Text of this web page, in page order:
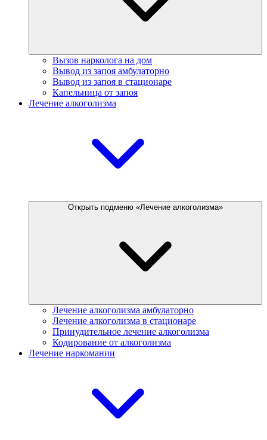
Вызов нарколога на дом
Вывод из запоя амбулаторно
Вывод из запоя в стационаре
Капельница от запоя
Лечение алкоголизма
Открыть подменю «Лечение алкоголизма»
Лечение алкоголизма амбулаторно
Лечение алкоголизма в стационаре
Принудительное лечение алкоголизма
Кодирование от алкоголизма
Лечение наркомании